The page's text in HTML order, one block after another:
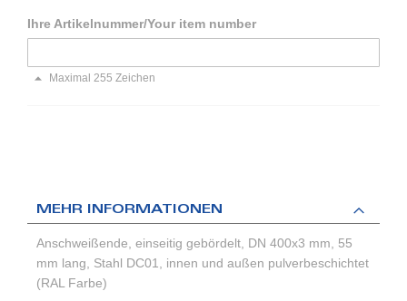
Ihre Artikelnummer/Your item number
Maximal 255 Zeichen
MEHR INFORMATIONEN
Anschweißende, einseitig gebördelt, DN 400x3 mm, 55
mm lang, Stahl DC01, innen und außen pulverbeschichtet
(RAL Farbe)